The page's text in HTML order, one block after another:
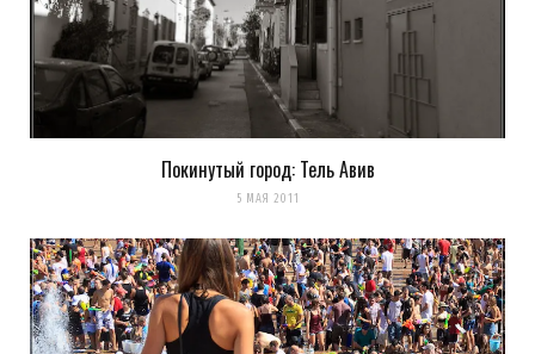
Покинутый город: Тель Авив
5 МАЯ 2011